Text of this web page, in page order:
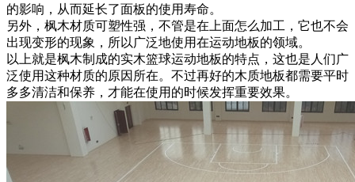
的影响，从而延长了面板的使用寿命。
另外，枫木材质可塑性强，不管是在上面怎么加工，它也不会
出现变形的现象，所以广泛地使用在运动地板的领域。
以上就是枫木制成的实木篮球运动地板的特点，这也是人们广
泛使用这种材质的原因所在。不过再好的木质地板都需要平时
多多清洁和保养，才能在使用的时候发挥重要效果。